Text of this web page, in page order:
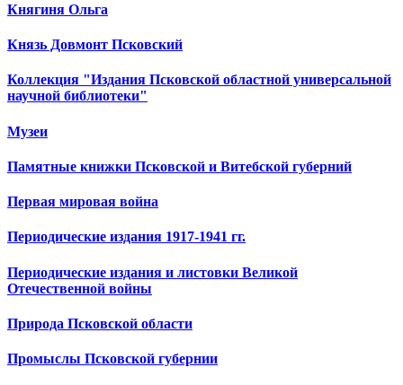
Княгиня Ольга
Князь Довмонт Псковский
Коллекция "Издания Псковской областной универсальной
научной библиотеки"
Музеи
Памятные книжки Псковской и Витебской губерний
Первая мировая война
Периодические издания 1917-1941 гг.
Периодические издания и листовки Великой
Отечественной войны
Природа Псковской области
Промыслы Псковской губернии